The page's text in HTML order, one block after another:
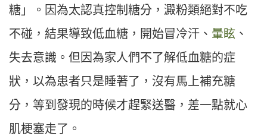
糖」。因為太認真控制糖分，澱粉類絕對不吃
不碰，結果導致低血糖，開始冒冷汗、 暈眩 、
失去意識。但因為家人們不了解低血糖的症
狀，以為患者只是睡著了，沒有馬上補充糖
分，等到發現的時候才趕緊送醫，差一點就心
肌梗塞走了。